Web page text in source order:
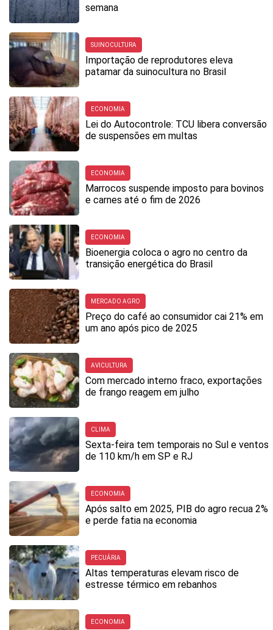
semana
SUINOCULTURA
Importação de reprodutores eleva
patamar da suinocultura no Brasil
ECONOMIA
Lei do Autocontrole: TCU libera conversão
de suspensões em multas
ECONOMIA
Marrocos suspende imposto para bovinos
e carnes até o fim de 2026
ECONOMIA
Bioenergia coloca o agro no centro da
transição energética do Brasil
MERCADO AGRO
Preço do café ao consumidor cai 21% em
um ano após pico de 2025
AVICULTURA
Com mercado interno fraco, exportações
de frango reagem em julho
CLIMA
Sexta-feira tem temporais no Sul e ventos
de 110 km/h em SP e RJ
ECONOMIA
Após salto em 2025, PIB do agro recua 2%
e perde fatia na economia
PECUÁRIA
Altas temperaturas elevam risco de
estresse térmico em rebanhos
ECONOMIA